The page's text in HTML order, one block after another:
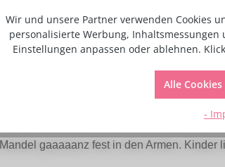
Ausstechform
gaaaaanz fest in den Armen. Kinder
Wir und unsere Partner verwenden Cookies
personalisierte Werbung,
Einstellungen anpassen oder ablehnen.
Alle
-